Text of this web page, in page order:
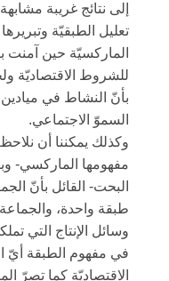
إلى نتائج غريبة
تعليل الطبقيّة
الماركسيّة حين آمنت
للشروط الاقتصاديّة
بأنّ النشاط في
السموّ الاجتماعي.
وكذلك يمكننا أن نلاحظ
مفهومها الماركسي-
البحت- القائل بأنّ
طبقة واحدة،
وسائل الإنتاج التي
في مفهوم الطبقة أيّ
الاقتصاديّة كما تصرّ